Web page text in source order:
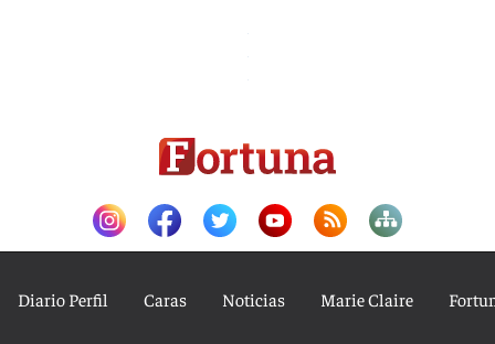
Diario Perfil Caras Noticias Marie Claire